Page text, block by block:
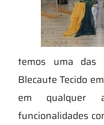
temos uma das
Blecaute Tecido
em qualquer
funcionalidades